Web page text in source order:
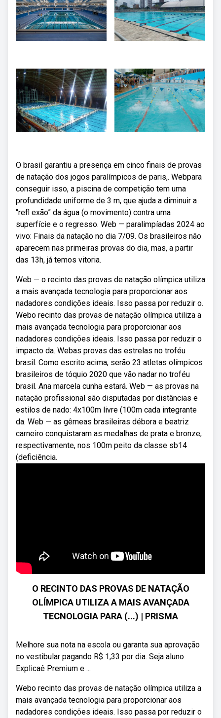
O brasil garantiu a presença em cinco finais de provas
de natação dos jogos paralímpicos de paris,. Webpara
conseguir isso, a piscina de competição tem uma
profundidade uniforme de 3 m, que ajuda a diminuir a
“refl exão” da água (o movimento) contra uma
superfície e o regresso. Web — paralimpíadas 2024 ao
vivo: Finais da natação no dia 7/09. Os brasileiros não
aparecem nas primeiras provas do dia, mas, a partir
das 13h, já temos vitoria.
Web — o recinto das provas de natação olímpica utiliza
a mais avançada tecnologia para proporcionar aos
nadadores condições ideais. Isso passa por reduzir o.
Webo recinto das provas de natação olímpica utiliza a
mais avançada tecnologia para proporcionar aos
nadadores condições ideais. Isso passa por reduzir o
impacto da. Webas provas das estrelas no troféu
brasil. Como escrito acima, serão 23 atletas olímpicos
brasileiros de tóquio 2020 que vão nadar no troféu
brasil. Ana marcela cunha estará. Web — as provas na
natação profissional são disputadas por distâncias e
estilos de nado: 4x100m livre (100m cada integrante
da. Web — as gêmeas brasileiras débora e beatriz
carneiro conquistaram as medalhas de prata e bronze,
respectivamente, nos 100m peito da classe sb14
(deficiência.
O RECINTO DAS PROVAS DE NATAÇÃO
OLÍMPICA UTILIZA A MAIS AVANÇADA
TECNOLOGIA PARA (...) | PRISMA
Melhore sua nota na escola ou garanta sua aprovação
no vestibular pagando R$ 1,33 por dia. Seja aluno
Explicaê Premium e ...
Webo recinto das provas de natação olímpica utiliza a
mais avançada tecnologia para proporcionar aos
nadadores condições ideais. Isso passa por reduzir o